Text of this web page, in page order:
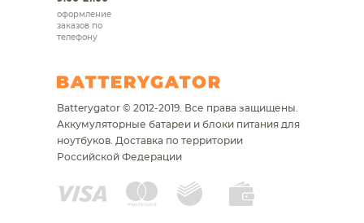
оформление
заказов по
телефону
Batterygator © 2012-2019. Все права защищены.
Аккумуляторные батареи и блоки питания для
ноутбуков. Доставка по территории
Российской Федерации